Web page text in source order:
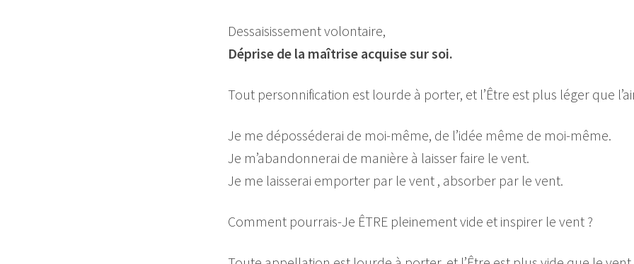
Dessaisissement volontaire,
Déprise de la maîtrise acquise sur soi.
Tout personnification est lourde à porter, et l’Être est plus léger que
Je me déposséderai de moi-même, de l’idée même de moi-même.
Je m’abandonnerai de manière à laisser faire le vent.
Je me laisserai emporter par le vent , absorber par le vent.
Comment pourrais-Je ÊTRE pleinement vide et inspirer le vent ?